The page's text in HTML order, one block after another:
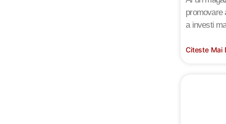
promovare
a investi
Citeste Mai